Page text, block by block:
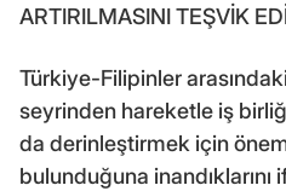
ARTIRILMASINI TEŞVİK
Türkiye-Filipinler
seyrinden hareketle iş
da derinleştirmek için
bulunduğuna